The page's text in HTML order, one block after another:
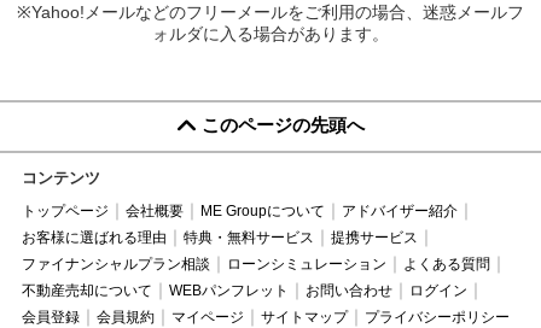
※Yahoo!メールなどのフリーメールをご利用の場合、迷惑メールフ
ォルダに入る場合があります。
このページの先頭へ
コンテンツ
トップページ 会社概要 ME Groupについて
アドバイザー紹介
お客様に選ばれる理由
特典・無料サービス
提携サービス
ファイナンシャルプラン相談
ローンシミュレーション
よくある質問
不動産売却について
WEBパンフレット お問い合わせ
ログイン
会員登録
会員規約 マイページ サイトマップ プライバシーポリシー